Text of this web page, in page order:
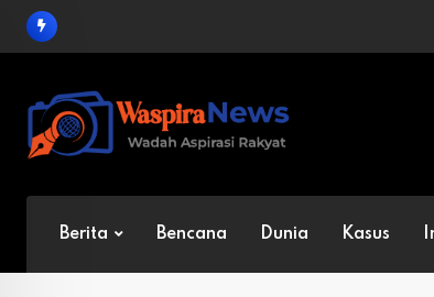
Skip
Berita Bencana Dunia Kasus